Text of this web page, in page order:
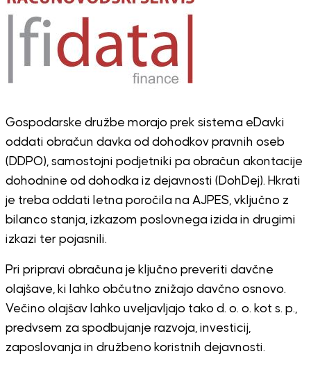
Gospodarske družbe morajo prek sistema eDavki
oddati obračun davka od dohodkov pravnih oseb
(DDPO), samostojni podjetniki pa obračun akontacije
dohodnine od dohodka iz dejavnosti (DohDej). Hkrati
je treba oddati letna poročila na AJPES, vključno z
bilanco stanja, izkazom poslovnega izida in drugimi
izkazi ter pojasnili.
Pri pripravi obračuna je ključno preveriti davčne
olajšave, ki lahko občutno znižajo davčno osnovo.
Večino olajšav lahko uveljavljajo tako d. o. o. kot s. p.,
predvsem za spodbujanje razvoja, investicij,
zaposlovanja in družbeno koristnih dejavnosti.